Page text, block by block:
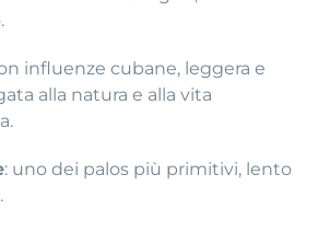
influenze cubane, leggera e
alla natura e alla vita
: uno dei palos più primitivi, lento